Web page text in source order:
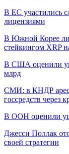
В ЕС участились
лицензиями
В Южной Корее
стейкингом XRP
В США оценили
млрд
СМИ: в КНДР
госсредств через
В ООН оценили
Джесси Поллак
своей стратегии